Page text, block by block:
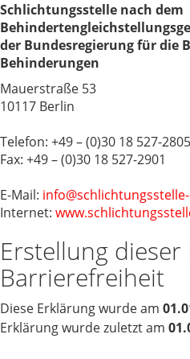
Schlichtungsstelle nach dem
der Bundesregierung für die
Behinderungen
Mauerstraße 53
10117 Berlin
Telefon: +49 – (0)30 18 527-2805
Fax: +49 – (0)30 18 527-2901
E-Mail:
Internet:
Erstellung
Barrierefreiheit
Diese Erklärung wurde am
Erklärung wurde zuletzt am